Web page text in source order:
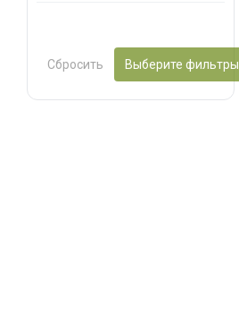
Сбросить Выберите фильтры